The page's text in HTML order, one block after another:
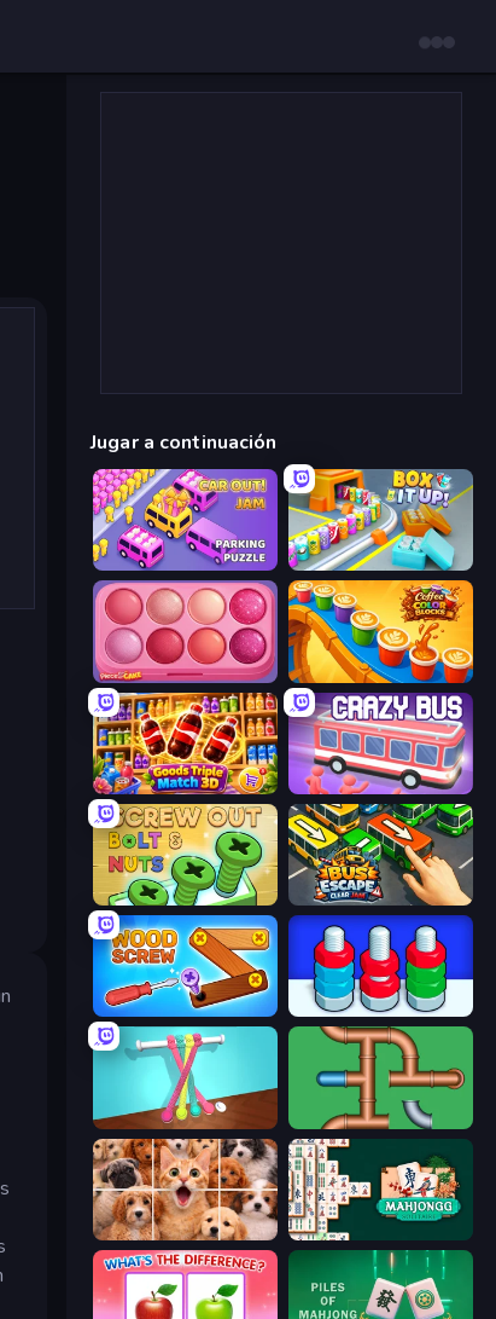
Jugar a continuación
Car OUT! Jam Parking Puzzle Box It Up
Piece of Cake: Merge and Bake Coffee Color Blocks
Goods Triple Match 3D Crazy Bus
Screw Out: Bolts and Nuts Bus Escape: Clear Jam
Wood Screw: Bolts Puzzle Tuercas y Tornillos
Tangle Master Plumber Pipe Out
Jigpic Solitaire Solitario Chino